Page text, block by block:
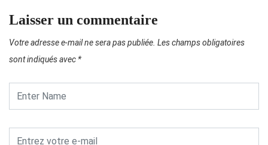
Laisser un commentaire
Votre adresse e-mail ne sera pas publiée. Les champs obligatoires
sont indiqués avec *